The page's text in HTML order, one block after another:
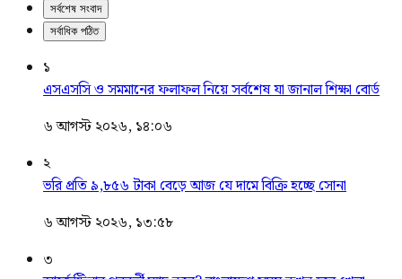
সর্বশেষ সংবাদ
সর্বাধিক পঠিত
১
এসএসসি ও সমমানের ফলাফল নিয়ে সর্বশেষ যা জানাল শিক্ষা বোর্ড
৬ আগস্ট ২০২৬, ১৪:০৬
২
ভরি প্রতি ৯,৮৫৬ টাকা বেড়ে আজ যে দামে বিক্রি হচ্ছে সোনা
৬ আগস্ট ২০২৬, ১৩:৫৮
৩